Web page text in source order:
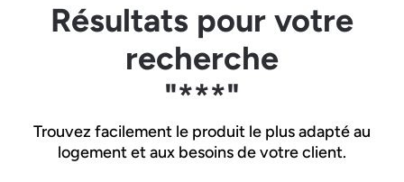
Résultats pour votre
recherche
"***"
Trouvez facilement le produit le plus adapté au
logement et aux besoins de votre client.